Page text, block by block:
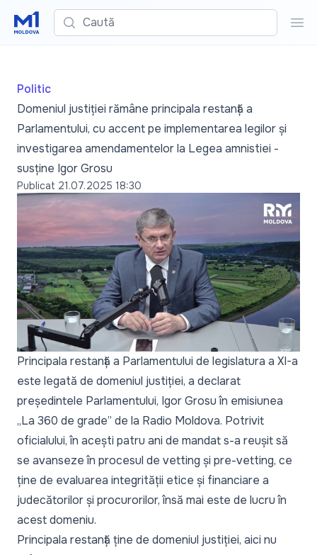
Caută
Politic
Domeniul justiției rămâne principala restanță a
Parlamentului, cu accent pe implementarea legilor și
investigarea amendamentelor la Legea amnistiei -
susține Igor Grosu
Publicat 21.07.2025 18:30
Principala restanță a Parlamentului de legislatura a XI-a
este legată de domeniul justiției, a declarat
președintele Parlamentului, Igor Grosu în emisiunea
„La 360 de grade” de la Radio Moldova. Potrivit
oficialului, în acești patru ani de mandat s-a reușit să
se avanseze în procesul de vetting și pre-vetting, ce
ține de evaluarea integrității etice și financiare a
judecătorilor și procurorilor, însă mai este de lucru în
acest domeniu.
Principala restanță ține de domeniul justiției, aici nu